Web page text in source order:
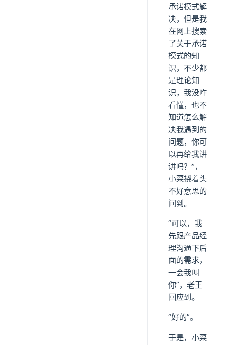
承诺模式解
决，但是我
在网上搜索
了关于承诺
模式的知
识，不少都
是理论知
识，我没咋
看懂，也不
知道怎么解
决我遇到的
问题，你可
以再给我讲
讲吗？”，
小菜挠着头
不好意思的
问到。
“可以，我
先跟产品经
理沟通下后
面的需求，
一会我叫
你”，老王
回应到。
“好的”。
于是，小菜